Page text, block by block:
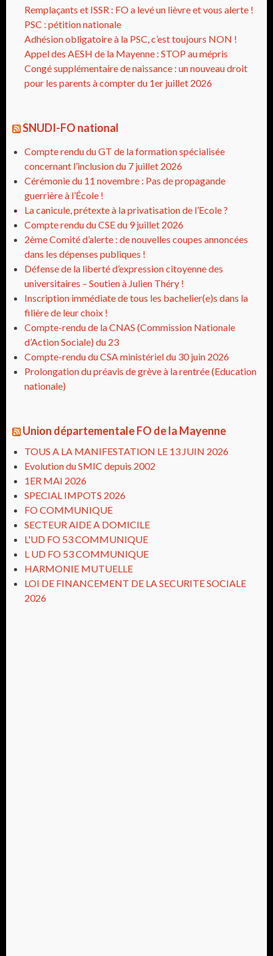
Remplaçants et ISSR : FO a levé un lièvre et vous alerte !
PSC : pétition nationale
Adhésion obligatoire à la PSC, c’est toujours NON !
Appel des AESH de la Mayenne : STOP au mépris
Congé supplémentaire de naissance : un nouveau droit
pour les parents à compter du 1er juillet 2026
SNUDI-FO national
Compte rendu du GT de la formation spécialisée
concernant l’inclusion du 7 juillet 2026
Cérémonie du 11 novembre : Pas de propagande
guerrière à l’École !
La canicule, prétexte à la privatisation de l’Ecole ?
Compte rendu du CSE du 9 juillet 2026
2ème Comité d’alerte : de nouvelles coupes annoncées
dans les dépenses publiques !
Défense de la liberté d’expression citoyenne des
universitaires – Soutien à Julien Théry !
Inscription immédiate de tous les bachelier(e)s dans la
filière de leur choix !
Compte-rendu de la CNAS (Commission Nationale
d’Action Sociale) du 23
Compte-rendu du CSA ministériel du 30 juin 2026
Prolongation du préavis de grève à la rentrée (Education
nationale)
Union départementale FO de la Mayenne
TOUS A LA MANIFESTATION LE 13 JUIN 2026
Evolution du SMIC depuis 2002
1ER MAI 2026
SPECIAL IMPOTS 2026
FO COMMUNIQUE
SECTEUR AIDE A DOMICILE
L'UD FO 53 COMMUNIQUE
L UD FO 53 COMMUNIQUE
HARMONIE MUTUELLE
LOI DE FINANCEMENT DE LA SECURITE SOCIALE
2026